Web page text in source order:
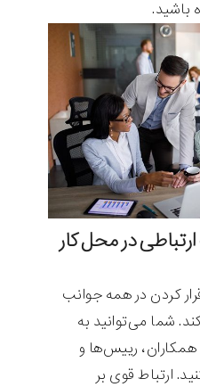
باشید.
در محل کار
کردن در همه جوانب
شما می‌توانید به
همکاران، رییس‌ها و
ارتباط قوی بر